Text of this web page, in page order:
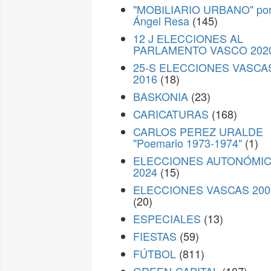
"MOBILIARIO URBANO"
Ángel Resa (145)
12 J ELECCIONES AL
PARLAMENTO VASCO
25-S ELECCIONES
2016 (18)
BASKONIA (23)
CARICATURAS (168)
CARLOS PEREZ URALDE
"Poemario 1973-1974" (1)
ELECCIONES
2024 (15)
ELECCIONES VASCAS
(20)
ESPECIALES (13)
FIESTAS (59)
FÚTBOL (811)